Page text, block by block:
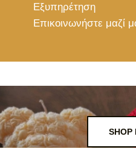
Εξυπηρέτηση
Επικοινωνήστε μαζί
SHOP